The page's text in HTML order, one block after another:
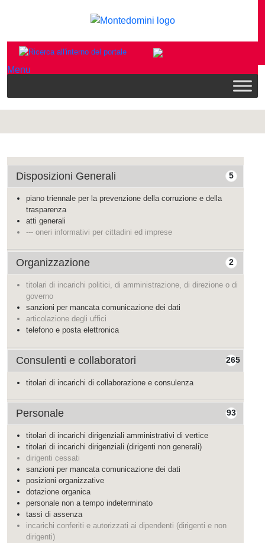
Menu
5
Disposizioni Generali
piano triennale per la prevenzione della corruzione e della
trasparenza
atti generali
--- oneri informativi per cittadini ed imprese
2
Organizzazione
titolari di incarichi politici, di amministrazione, di direzione o di
governo
sanzioni per mancata comunicazione dei dati
articolazione degli uffici
telefono e posta elettronica
265
Consulenti e collaboratori
titolari di incarichi di collaborazione e consulenza
93
Personale
titolari di incarichi dirigenziali amministrativi di vertice
titolari di incarichi dirigenziali (dirigenti non generali)
dirigenti cessati
sanzioni per mancata comunicazione dei dati
posizioni organizzative
dotazione organica
personale non a tempo indeterminato
tassi di assenza
incarichi conferiti e autorizzati ai dipendenti (dirigenti e non
dirigenti)